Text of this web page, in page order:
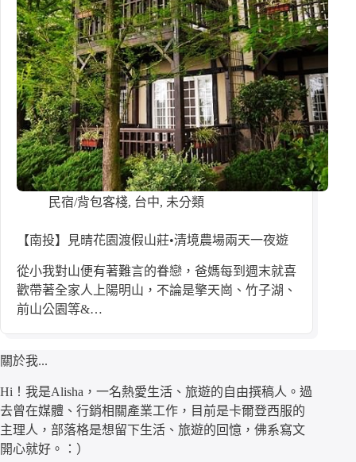
民宿/背包客棧, 台中, 未分類
【南投】見晴花園渡假山莊•清境農場兩天一夜遊
從小我對山便有著難言的眷戀，爸媽每到週末就喜
歡帶著全家人上陽明山，不論是擎天崗、竹子湖、
前山公園等&…
關於我...
Hi！我是Alisha，一名熱愛生活、旅遊的自由撰稿人。過
去曾在媒體、行銷相關產業工作，目前是卡爾登西服的
主理人，部落格是想留下生活、旅遊的回憶，佛系寫文
開心就好。：）